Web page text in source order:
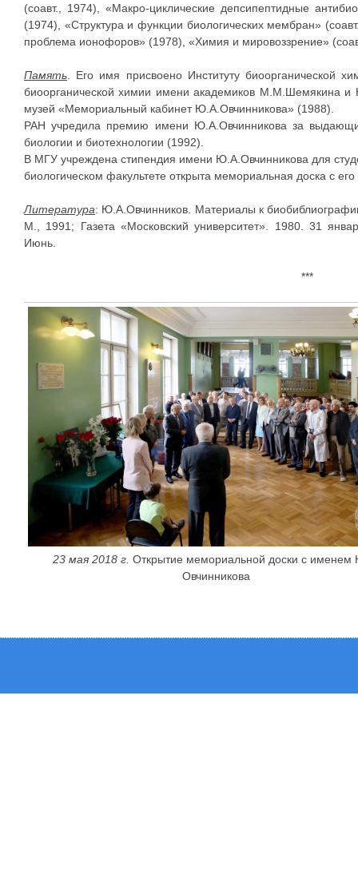
(соавт., 1974), «Макро-циклические депсипептидные
(1974), «Структура и функции биологических мембран»
проблема ионофоров» (1978), «Химия и мировоззрение»
Память . Его имя присвоено Институту
биоорганической химии имени академиков М.М.Шемякина
музей «Мемориальный кабинет Ю.А.Овчинникова» (1988).
РАН учредила премию имени Ю.А.Овчинникова за
биологии и биотехнологии (1992).
В МГУ учреждена стипендия имени Ю.А.Овчинникова для
биологическом факультете открыта мемориальная доска с
Литература: Ю.А.Овчинников. Материалы к
М., 1991; Газета «Московский университет». 1980. 31
Июнь.
***
23 мая 2018 г. Открытие мемориальной доски с
Овчинникова